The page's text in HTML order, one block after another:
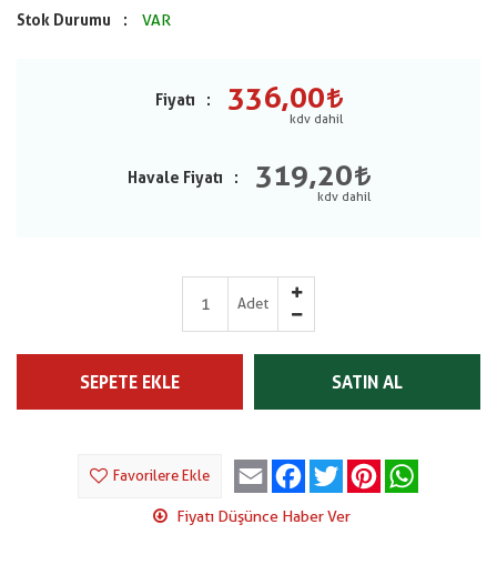
Stok Durumu
VAR
Fiyatı 336,00
Havale Fiyatı 319,20
Adet
SEPETE EKLE SATIN AL
Favorilere Ekle Email Facebook
Twitter Pinterest
Fiyatı Düşünce Haber Ver